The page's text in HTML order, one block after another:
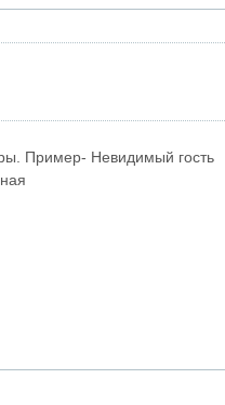
Пример- Невидимый гость